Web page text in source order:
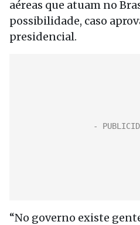
aéreas que atuam no
possibilidade, caso
presidencial.
“No governo existe